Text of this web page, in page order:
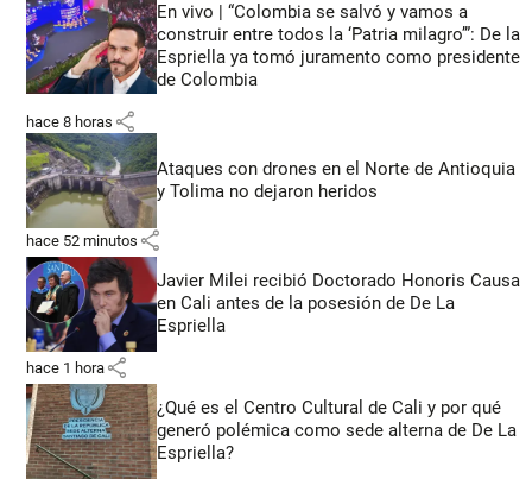
En vivo | “Colombia se salvó y vamos a
construir entre todos la ‘Patria milagro’”: De la
Espriella ya tomó juramento como presidente
de Colombia
hace 8 horas share
Ataques con drones en el Norte de Antioquia
y Tolima no dejaron heridos
hace 52 minutos share
Javier Milei recibió Doctorado Honoris Causa
en Cali antes de la posesión de De La
Espriella
hace 1 hora share
¿Qué es el Centro Cultural de Cali y por qué
generó polémica como sede alterna de De La
Espriella?